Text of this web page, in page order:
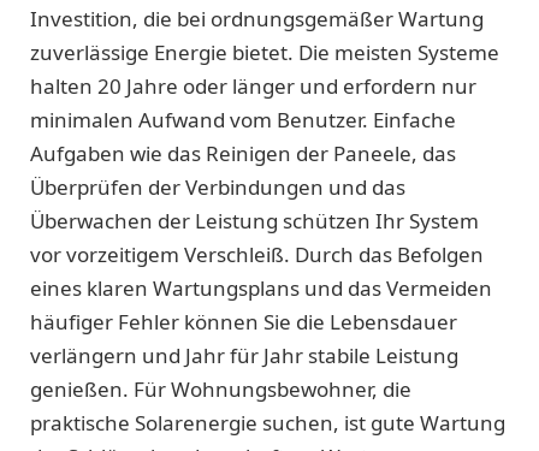
Investition, die bei ordnungsgemäßer Wartung
zuverlässige Energie bietet. Die meisten Systeme
halten 20 Jahre oder länger und erfordern nur
minimalen Aufwand vom Benutzer. Einfache
Aufgaben wie das Reinigen der Paneele, das
Überprüfen der Verbindungen und das
Überwachen der Leistung schützen Ihr System
vor vorzeitigem Verschleiß. Durch das Befolgen
eines klaren Wartungsplans und das Vermeiden
häufiger Fehler können Sie die Lebensdauer
verlängern und Jahr für Jahr stabile Leistung
genießen. Für Wohnungsbewohner, die
praktische Solarenergie suchen, ist gute Wartung